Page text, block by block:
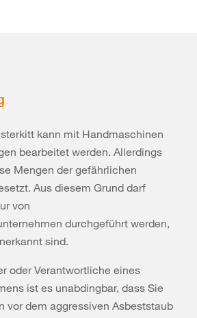
kann mit Handmaschinen
bearbeitet werden. Allerdings
Mengen der gefährlichen
Aus diesem Grund darf
von
durchgeführt werden,
sind.
oder Verantwortliche eines
ist es unabdingbar, dass Sie
vor dem aggressiven Asbeststaub